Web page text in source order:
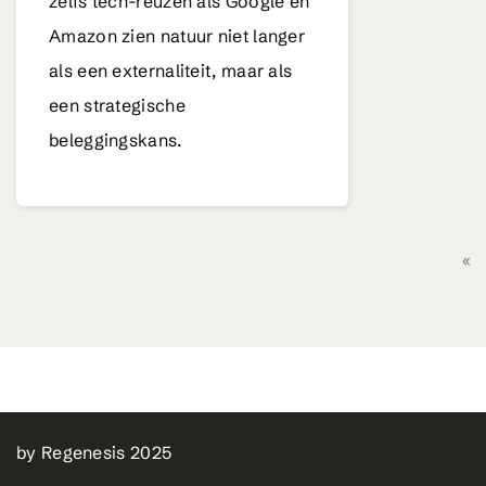
Amazon zien natuur niet langer
als een externaliteit, maar als
een strategische
beleggingskans.
«
by Regenesis 2025